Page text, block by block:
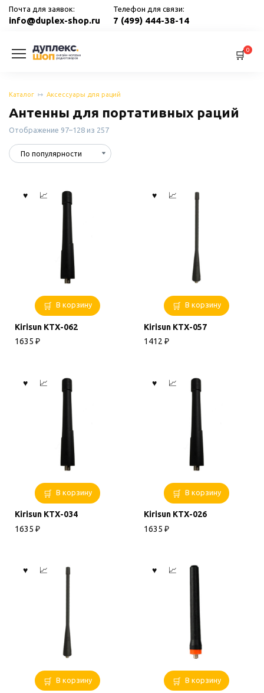
Перейти
Почта для заявок:
info@duplex-shop.ru
Телефон для связи:
7 (499) 444-38-14
0
Каталог Аксессуары для раций
Антенны для портативных раций
Отображение 97–128 из 257Сортировка:
популярности
В корзину
Kirisun KTX-062
1635 ₽
В корзину
Kirisun KTX-057
1412 ₽
В корзину
Kirisun KTX-034
1635 ₽
В корзину
Kirisun KTX-026
1635 ₽
В корзину В корзину